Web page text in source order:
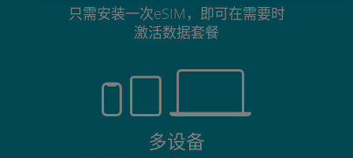
只需安装一次eSIM，即可在需要时
激活数据套餐
多设备